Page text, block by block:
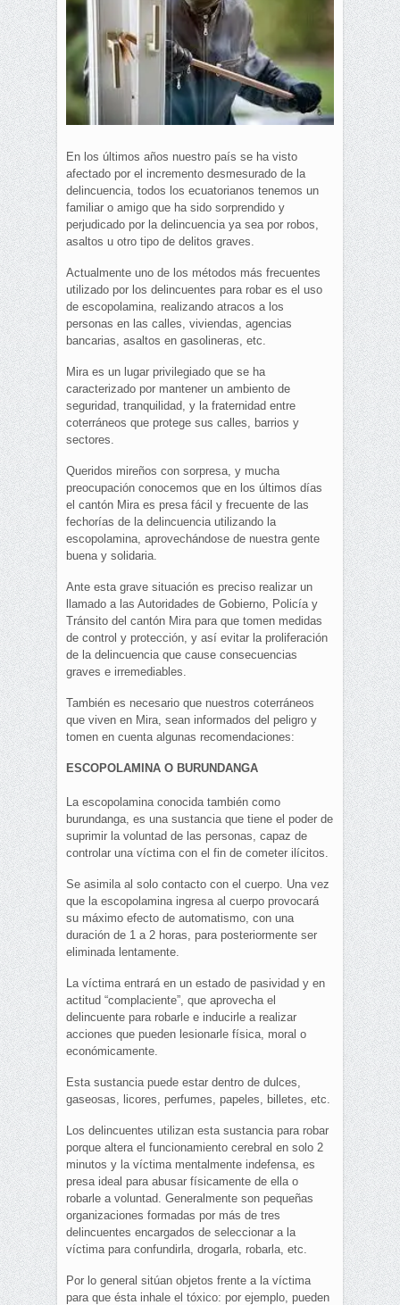
En los últimos años nuestro país se ha visto
afectado por el incremento desmesurado de la
delincuencia, todos los ecuatorianos tenemos un
familiar o amigo que ha sido sorprendido y
perjudicado por la delincuencia ya sea por robos,
asaltos u otro tipo de delitos graves.
Actualmente uno de los métodos más frecuentes
utilizado por los delincuentes para robar es el uso
de escopolamina, realizando atracos a los
personas en las calles, viviendas, agencias
bancarias, asaltos en gasolineras, etc.
Mira es un lugar privilegiado que se ha
caracterizado por mantener un ambiento de
seguridad, tranquilidad, y la fraternidad entre
coterráneos que protege sus calles, barrios y
sectores.
Queridos mireños con sorpresa, y mucha
preocupación conocemos que en los últimos días
el cantón Mira es presa fácil y frecuente de las
fechorías de la delincuencia utilizando la
escopolamina, aprovechándose de nuestra gente
buena y solidaria.
Ante esta grave situación es preciso realizar un
llamado a las Autoridades de Gobierno, Policía y
Tránsito del cantón Mira para que tomen medidas
de control y protección, y así evitar la proliferación
de la delincuencia que cause consecuencias
graves e irremediables.
También es necesario que nuestros coterráneos
que viven en Mira, sean informados del peligro y
tomen en cuenta algunas recomendaciones:
ESCOPOLAMINA O BURUNDANGA
La escopolamina conocida también como
burundanga, es una sustancia que tiene el poder de
suprimir la voluntad de las personas, capaz de
controlar una víctima con el fin de cometer ilícitos.
Se asimila al solo contacto con el cuerpo. Una vez
que la escopolamina ingresa al cuerpo provocará
su máximo efecto de automatismo, con una
duración de 1 a 2 horas, para posteriormente ser
eliminada lentamente.
La víctima entrará en un estado de pasividad y en
actitud “complaciente”, que aprovecha el
delincuente para robarle e inducirle a realizar
acciones que pueden lesionarle física, moral o
económicamente.
Esta sustancia puede estar dentro de dulces,
gaseosas, licores, perfumes, papeles, billetes, etc.
Los delincuentes utilizan esta sustancia para robar
porque altera el funcionamiento cerebral en solo 2
minutos y la víctima mentalmente indefensa, es
presa ideal para abusar físicamente de ella o
robarle a voluntad. Generalmente son pequeñas
organizaciones formadas por más de tres
delincuentes encargados de seleccionar a la
víctima para confundirla, drogarla, robarla, etc.
Por lo general sitúan objetos frente a la víctima
para que ésta inhale el tóxico: por ejemplo, pueden